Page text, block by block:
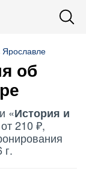
Ярославле
об
«История и
210 ₽,
г.